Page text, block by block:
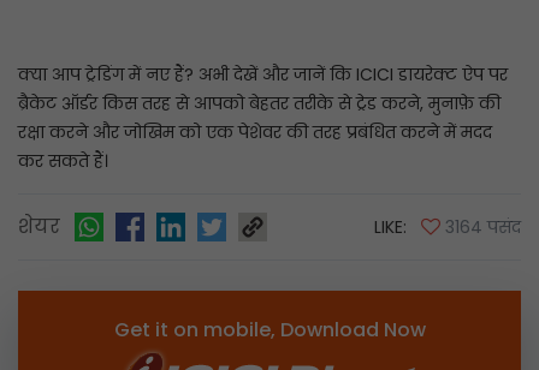
क्या आप ट्रेडिंग में नए हैं? अभी देखें और जानें कि ICICI डायरेक्ट ऐप पर
ब्रैकेट ऑर्डर किस तरह से आपको बेहतर तरीके से ट्रेड करने, मुनाफ़े की
रक्षा करने और जोखिम को एक पेशेवर की तरह प्रबंधित करने में मदद
कर सकते हैं।
शेयर LIKE: 3164 पसंद
Get it on mobile, Download Now